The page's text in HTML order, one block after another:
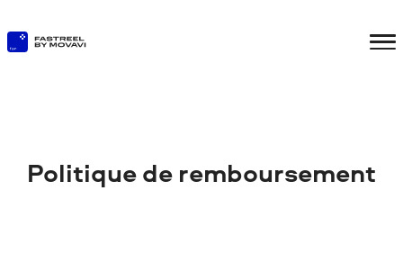
Politique de remboursement